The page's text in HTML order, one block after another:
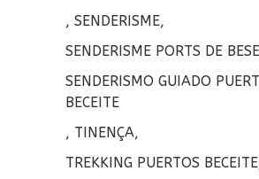
, SENDERISME,
SENDERISME PORTS DE
SENDERISMO GUIADO
BECEITE
, TINENÇA,
TREKKING PUERTOS BECEITE